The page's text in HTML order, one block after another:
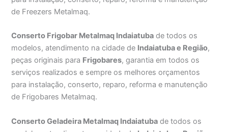
de Freezers Metalmaq.
Conserto Frigobar Metalmaq Indaiatuba de todos os
modelos, atendimento na cidade de Indaiatuba e Região,
peças originais para Frigobares, garantia em todos os
serviços realizados e sempre os melhores orçamentos
para instalação, conserto, reparo, reforma e manutenção
de Frigobares Metalmaq.
Conserto Geladeira Metalmaq Indaiatuba de todos os